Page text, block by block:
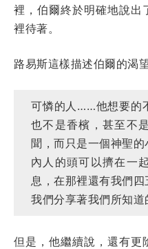
裡，伯爾終於明確地說出
裡待著。
路易斯這樣描述伯爾的渴望
可憐的人……他想要的
也不是香檳，甚至不
聞，而只是一個神聖
內人的頭可以擠在一
息，在那裡還有我們四
我們分享著我們所知道
但是，他繼續說，還有更